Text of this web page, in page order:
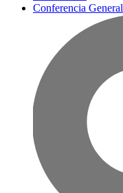
Conferencia General